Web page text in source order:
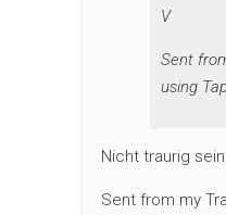
V
Sent
using
Nicht traurig sein
Sent from my